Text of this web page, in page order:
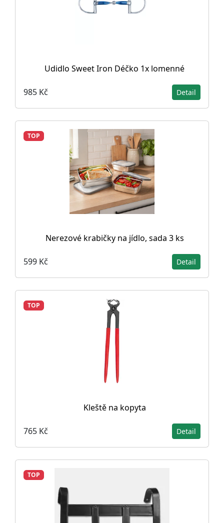
Udidlo Sweet Iron Déčko 1x lomenné
985 Kč Detail
TOP
Nerezové krabičky na jídlo, sada 3 ks
599 Kč Detail
TOP
Kleště na kopyta
765 Kč Detail
TOP